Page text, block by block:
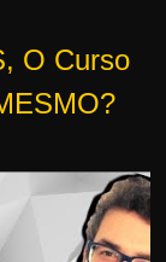
O Curso